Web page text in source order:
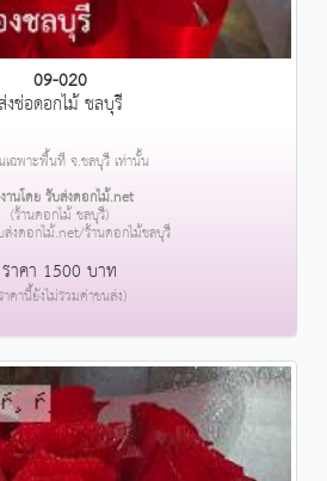
09-020
งช่อดอกไม้ ชลบุรี
เฉพาะพื้นที่ จ.ชลบุรี เท่านั้น
านโดย รับส่งดอกไม้.net
(ร้านดอกไม้ ชลบุรี)
งดอกไม้.net/ร้านดอกไม้ชลบุรี
ราคา 1500 บาท
าคานี้ยังไม่รวมค่าขนส่ง)